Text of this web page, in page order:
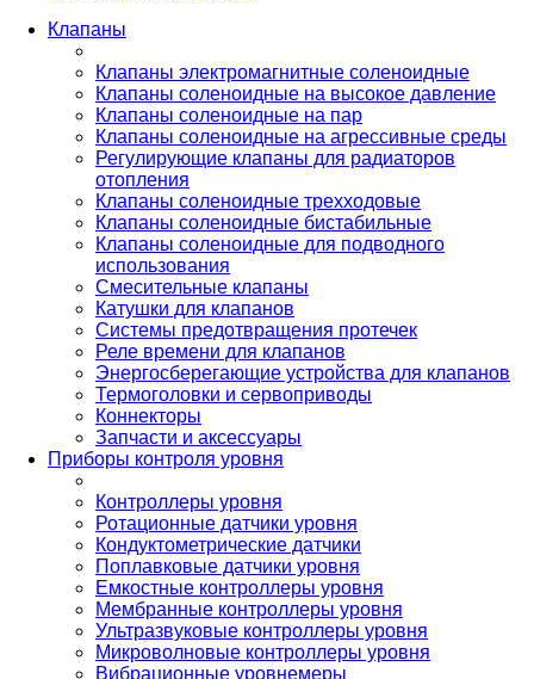
Клапаны
Клапаны электромагнитные соленоидные
Клапаны соленоидные на высокое давление
Клапаны соленоидные на пар
Клапаны соленоидные на агрессивные среды
Регулирующие клапаны для радиаторов
отопления
Клапаны соленоидные трехходовые
Клапаны соленоидные бистабильные
Клапаны соленоидные для подводного
использования
Смесительные клапаны
Катушки для клапанов
Системы предотвращения протечек
Реле времени для клапанов
Энергосберегающие устройства для клапанов
Термоголовки и сервоприводы
Коннекторы
Запчасти и аксессуары
Приборы контроля уровня
Контроллеры уровня
Ротационные датчики уровня
Кондуктометрические датчики
Поплавковые датчики уровня
Емкостные контроллеры уровня
Мембранные контроллеры уровня
Ультразвуковые контроллеры уровня
Микроволновые контроллеры уровня
Вибрационные уровнемеры